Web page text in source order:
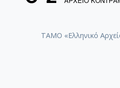
ΤΑΜΟ «Ελληνικό